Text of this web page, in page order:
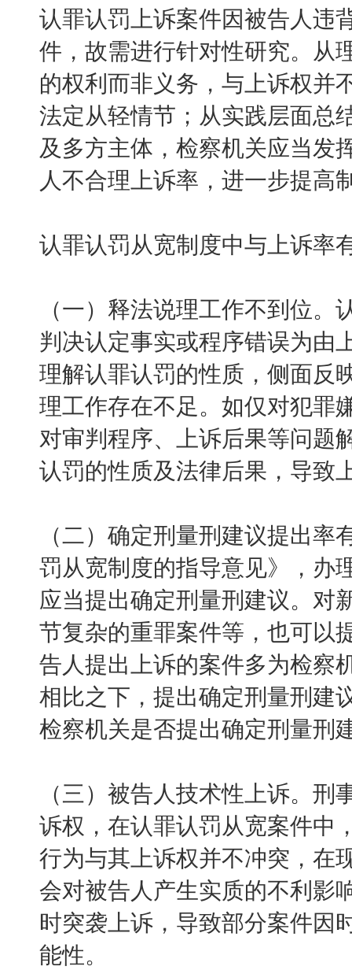
认罪认罚上诉案件因被告人违
件，故需进行针对性研究。从
的权利而非义务，与上诉权并
法定从轻情节；从实践层面总
及多方主体，检察机关应当发
人不合理上诉率，进一步提高
认罪认罚从宽制度中与上诉率
（一）释法说理工作不到位
判决认定事实或程序错误为由
理解认罪认罚的性质，侧面反
理工作存在不足。如仅对犯罪
对审判程序、上诉后果等问题
认罚的性质及法律后果，导致
（二）确定刑量刑建议提出
罚从宽制度的指导意见》，办
应当提出确定刑量刑建议。对
节复杂的重罪案件等，也可以
告人提出上诉的案件多为检察
相比之下，提出确定刑量刑建
检察机关是否提出确定刑量刑
（三）被告人技术性上诉。
诉权，在认罪认罚从宽案件中
行为与其上诉权并不冲突，在
会对被告人产生实质的不利影
时突袭上诉，导致部分案件因
能性。